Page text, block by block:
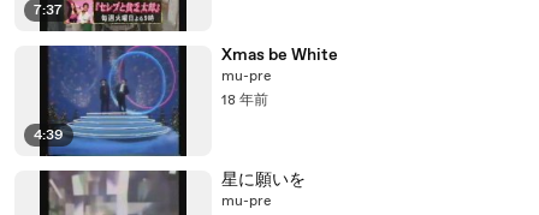
7:37
4:39
Xmas be White
mu-pre
18 年前
星に願いを
mu-pre